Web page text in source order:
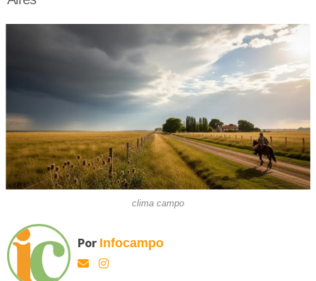
clima campo
Por Infocampo